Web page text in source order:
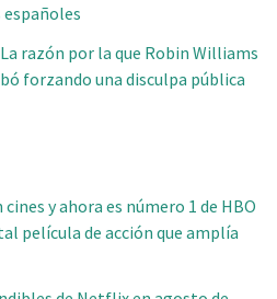
razón por la que Robin Williams
forzando una disculpa pública
y ahora es número 1 de HBO
película de acción que amplía